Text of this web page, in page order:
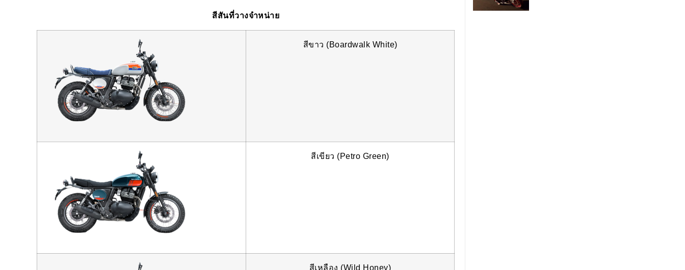
สีสันที่วางจำหน่าย
สีขาว (Boardwalk White)
สีเขียว (Petro Green)
สีเหลือง (Wild Honey)